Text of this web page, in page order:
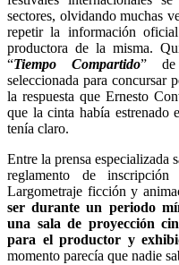
sectores, olvidando muchas
repetir la información
productora de la misma.
“Tiempo Compartido” de
seleccionada para concursar
la respuesta que Ernesto
que la cinta había estrenado
tenía claro.
Entre la prensa especializada
reglamento de
Largometraje ficción y
ser durante un periodo
una sala de proyección
para el productor y
momento parecía que nadie